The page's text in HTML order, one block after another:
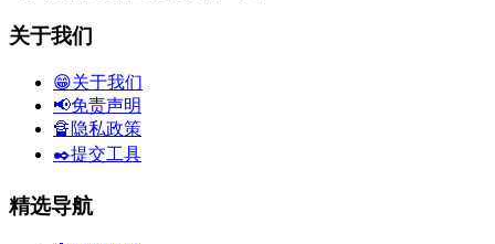
关于我们
😁关于我们
📢免责声明
🔏隐私政策
✒️提交工具
精选导航